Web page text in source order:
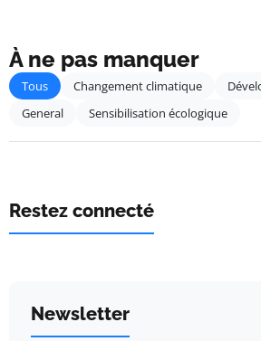
À ne pas manquer
Tous Changement climatique
General
Sensibilisation écologique
Restez connecté
Newsletter